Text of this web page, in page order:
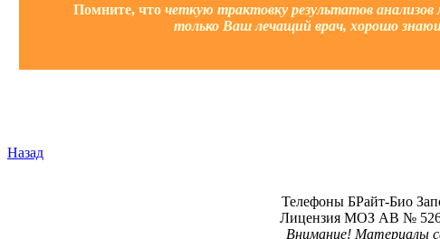
Помните, что четкую трактовку результатов
только Ваш лечащий врач, хорошо
Назад
Телефоны БРайт-Био
Лицензия МОЗ АВ №
Внимание! Материалы